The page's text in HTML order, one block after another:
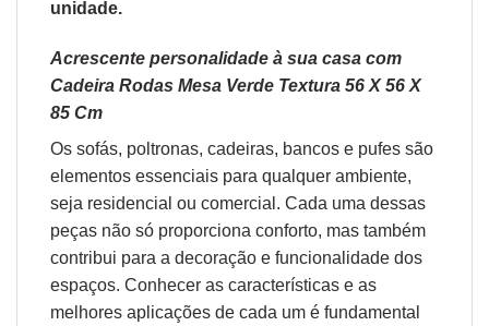
unidade.
Acrescente personalidade à sua casa com
Cadeira Rodas Mesa Verde Textura 56 X 56 X
85 Cm
Os sofás, poltronas, cadeiras, bancos e pufes são
elementos essenciais para qualquer ambiente,
seja residencial ou comercial. Cada uma dessas
peças não só proporciona conforto, mas também
contribui para a decoração e funcionalidade dos
espaços. Conhecer as características e as
melhores aplicações de cada um é fundamental